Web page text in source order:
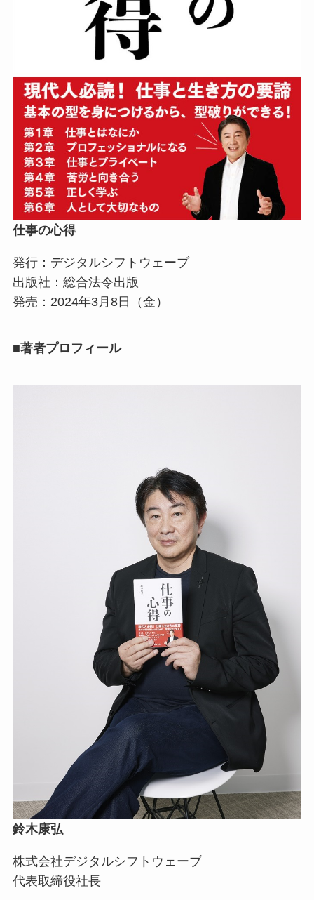
仕事の心得
発行：デジタルシフトウェーブ
出版社：総合法令出版
発売：2024年3月8日（金）
■著者プロフィール
鈴木康弘
株式会社デジタルシフトウェーブ
代表取締役社長